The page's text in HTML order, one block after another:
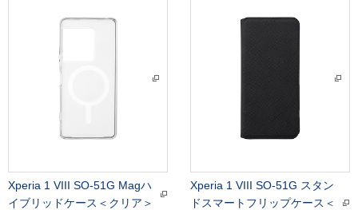
Xperia 1 VIII SO-51G Magハ
イブリッドケース＜クリア＞
Xperia 1 VIII SO-51G スタン
ドスマートフリップケース＜